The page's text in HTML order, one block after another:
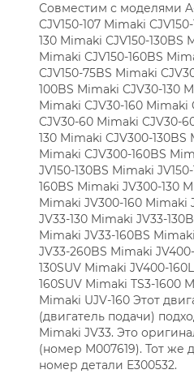
Совместим с моделями
CJV150-107 Mimaki
130 Mimaki CJV150-130BS
Mimaki CJV150-160BS
CJV150-75BS Mimaki
100BS Mimaki CJV30-130
Mimaki CJV30-160 Mimaki
CJV30-60 Mimaki CJV30-
130 Mimaki CJV300-130BS
Mimaki CJV300-160BS
JV150-130BS Mimaki
160BS Mimaki JV300-130
Mimaki JV300-160 Mimaki
JV33-130 Mimaki JV33-
Mimaki JV33-160BS
JV33-260BS Mimaki
130SUV Mimaki JV400-
160SUV Mimaki TS3-1600
Mimaki UJV-160 Этот
(двигатель подачи)
Mimaki JV33. Это
(номер M007619). Тот же
номер детали E300532.